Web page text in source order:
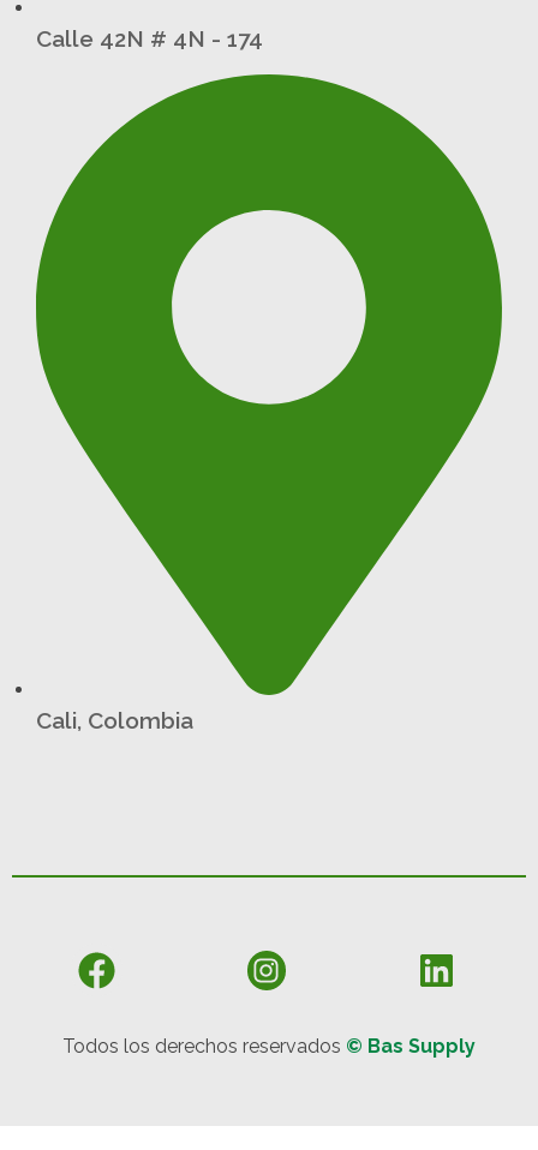
Calle 42N # 4N - 174
Cali, Colombia
Todos los derechos reservados © Bas Supply